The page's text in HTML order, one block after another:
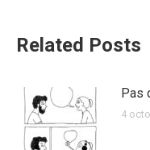
Related Posts
Pas
4